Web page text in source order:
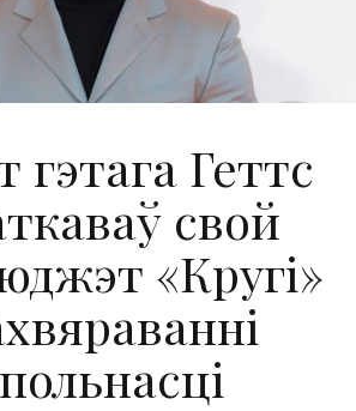
гэтага Геттс
свой
«Кругі»